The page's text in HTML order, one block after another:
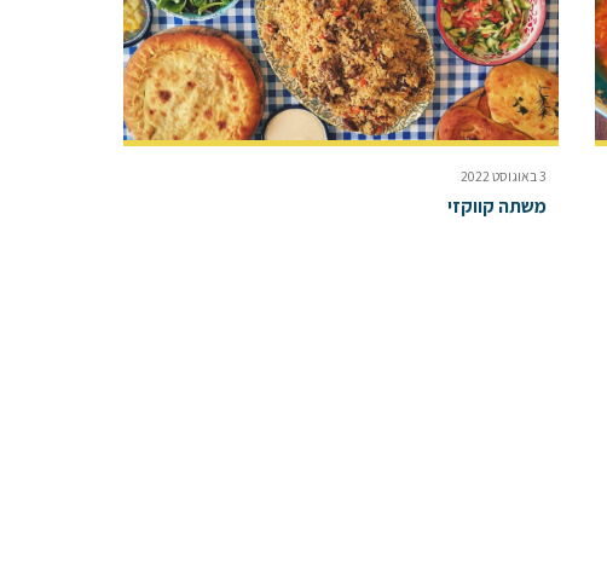
3 באוגוסט 2022
משתה קווקזי